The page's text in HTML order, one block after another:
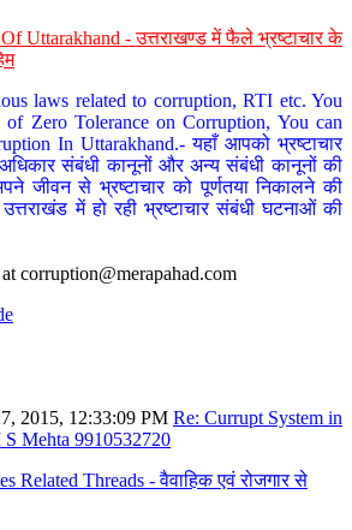
Uttarakhand - उत्तराखण्ड में फैले भ्रष्टाचार के
laws related to corruption, RTI etc. You
of Zero Tolerance on Corruption, You can
In Uttarakhand.- यहाँ आपको भ्रष्टाचार
संबंधी कानूनों और अन्य संबंधी कानूनों की
जीवन से भ्रष्टाचार को पूर्णतया निकालने की
में हो रही भ्रष्टाचार संबंधी घटनाओं की
corruption@merapahad.com
2015, 12:33:09 PM Re: Currupt System in
Mehta 9910532720
Related Threads - वैवाहिक एवं रोजगार से